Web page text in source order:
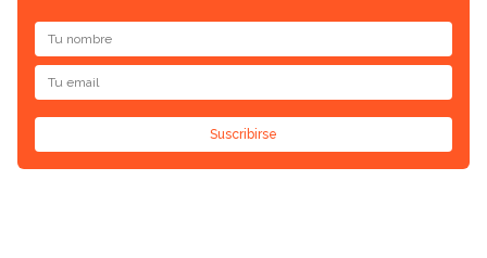
Suscribirse